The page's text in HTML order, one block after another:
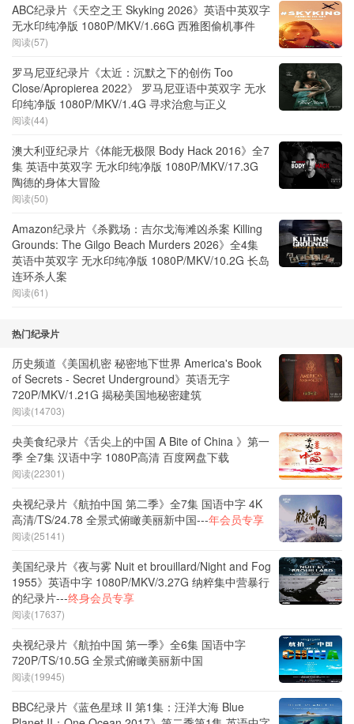
ABC纪录片《天空之王 Skyking 2026》英语中英双字
无水印纯净版 1080P/MKV/1.66G 西雅图偷机事件
阅读(57)
罗马尼亚纪录片《太近：沉默之下的创伤 Too
Close/Apropierea 2022》 罗马尼亚语中英双字 无水
印纯净版 1080P/MKV/1.4G 寻求治愈与正义
阅读(44)
澳大利亚纪录片《体能无极限 Body Hack 2016》全7
集 英语中英双字 无水印纯净版 1080P/MKV/17.3G
陶德的身体大冒险
阅读(50)
Amazon纪录片《杀戮场：吉尔戈海滩凶杀案 Killing
Grounds: The Gilgo Beach Murders 2026》全4集
英语中英双字 无水印纯净版 1080P/MKV/10.2G 长岛
连环杀人案
阅读(61)
热门纪录片
历史频道《美国机密 秘密地下世界 America's Book
of Secrets - Secret Underground》英语无字
720P/MKV/1.21G 揭秘美国地秘密建筑
阅读(14703)
央美食纪录片《舌尖上的中国 A Bite of China 》第一
季 全7集 汉语中字 1080P高清 百度网盘下载
阅读(22301)
央视纪录片《航拍中国 第二季》全7集 国语中字 4K
高清/TS/24.78 全景式俯瞰美丽新中国---年会员专享
阅读(25141)
美国纪录片《夜与雾 Nuit et brouillard/Night and Fog
1955》英语中字 1080P/MKV/3.27G 纳粹集中营暴行
的纪录片---终身会员专享
阅读(17637)
央视纪录片《航拍中国 第一季》全6集 国语中字
720P/TS/10.5G 全景式俯瞰美丽新中国
阅读(19945)
BBC纪录片《蓝色星球 II 第1集：汪洋大海 Blue